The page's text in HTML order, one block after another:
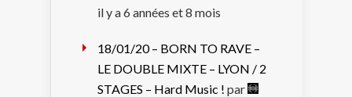
il y a 6 années et 8 mois
18/01/20 – BORN TO RAVE –
LE DOUBLE MIXTE – LYON / 2
STAGES – Hard Music ! par